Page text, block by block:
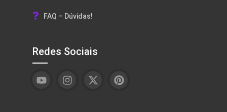
FAQ – Dúvidas!
Redes Sociais